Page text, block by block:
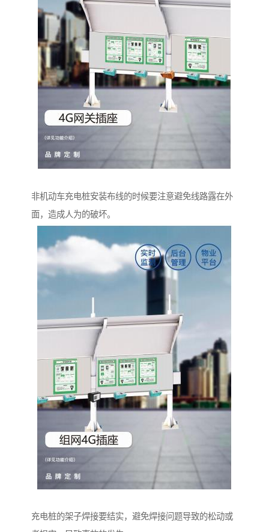
非机动车充电桩安装布线的时候要注意避免线路露在外
面，造成人为的破坏。
充电桩的架子焊接要结实，避免焊接问题导致的松动或